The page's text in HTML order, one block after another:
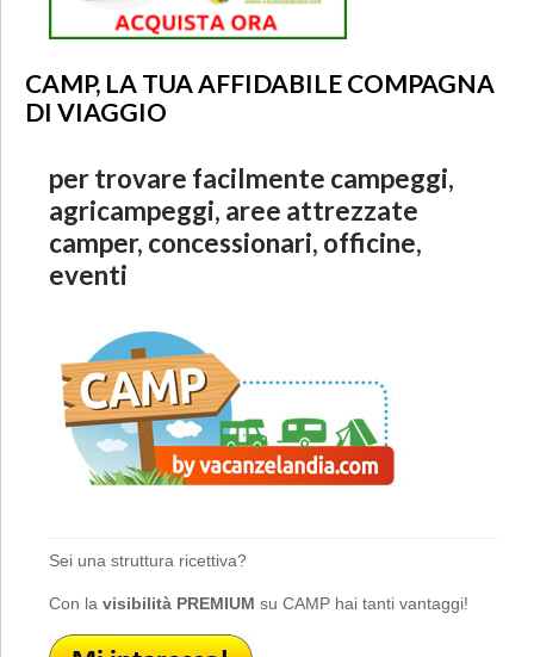
CAMP, LA TUA AFFIDABILE COMPAGNA
DI VIAGGIO
per trovare facilmente campeggi,
agricampeggi, aree attrezzate
camper, concessionari, officine,
eventi
Sei una struttura ricettiva?
Con la visibilità PREMIUM su CAMP hai tanti vantaggi!